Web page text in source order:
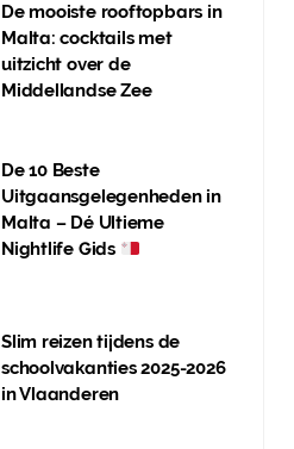
De mooiste rooftopbars in
Malta: cocktails met
uitzicht over de
Middellandse Zee
De 10 Beste
Uitgaansgelegenheden in
Malta – Dé Ultieme
Nightlife Gids
Slim reizen tijdens de
schoolvakanties 2025-2026
in Vlaanderen